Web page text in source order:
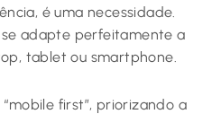
é uma necessidade.
adapte perfeitamente a
tablet ou smartphone.
first”, priorizando a